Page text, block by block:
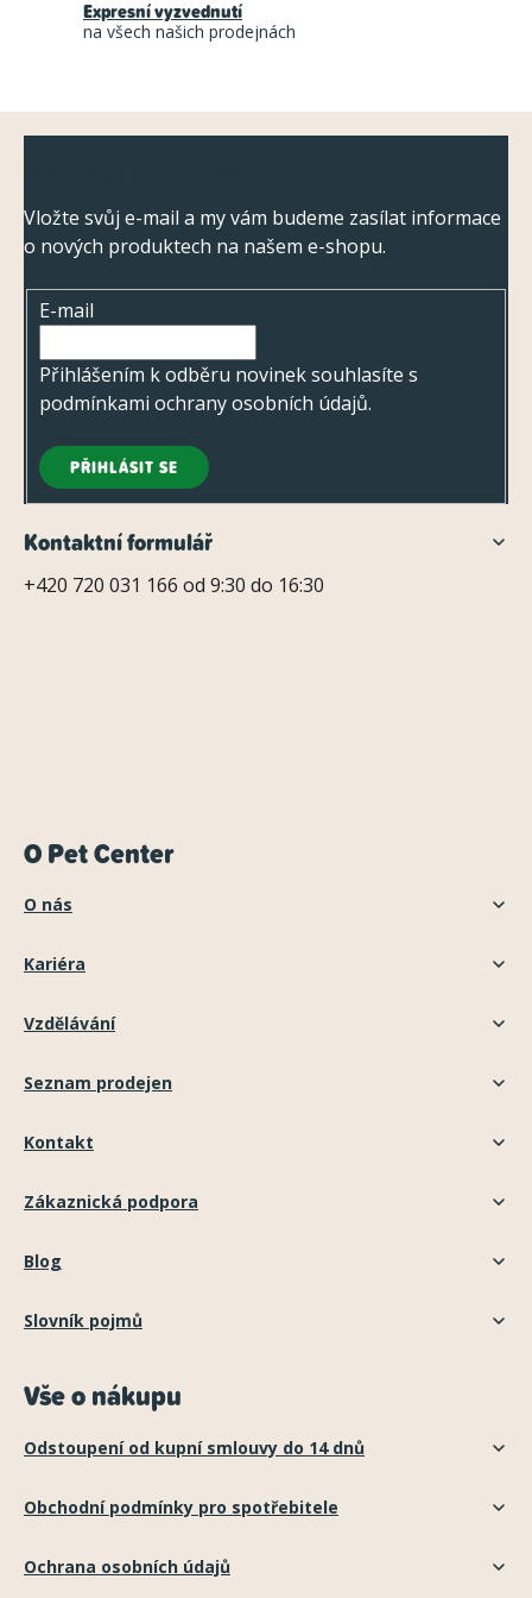
p
r
k
ý
p
i
Expresní vyzvednutí
na všech našich prodejnách
Vložte svůj e-mail a my vám budeme zasílat informace
o nových produktech na našem e-shopu.
E-mail
Přihlášením k odběru novinek souhlasíte s
podmínkami ochrany osobních údajů.
PŘIHLÁSIT SE
Kontaktní formulář
+420 720 031 166 od 9:30 do 16:30
O Pet Center
O nás
Kariéra
Vzdělávání
Seznam prodejen
Kontakt
Zákaznická podpora
Blog
Slovník pojmů
Vše o nákupu
Odstoupení od kupní smlouvy do 14 dnů
Obchodní podmínky pro spotřebitele
Ochrana osobních údajů